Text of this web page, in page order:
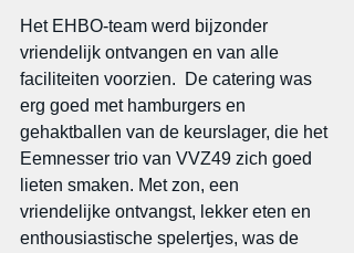
Het EHBO-team werd bijzonder
vriendelijk ontvangen en van alle
faciliteiten voorzien.  De catering was
erg goed met hamburgers en
gehaktballen van de keurslager, die het
Eemnesser trio van VVZ49 zich goed
lieten smaken. Met zon, een
vriendelijke ontvangst, lekker eten en
enthousiastische spelertjes, was de